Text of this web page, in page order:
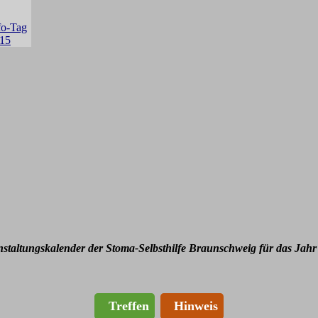
der Stoma-Selbsthilfe Braunschweig für das
Treffen Hinweis